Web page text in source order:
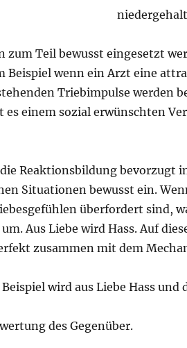
zum Teil bewusst eingesetzt
Beispiel wenn ein Arzt eine
Triebimpulse werden
es einem sozial erwünschten
Reaktionsbildung bevorzugt
Situationen bewusst ein.
überfordert sind,
Aus Liebe wird Hass. Auf
zusammen mit dem
wird aus Liebe Hass und
des Gegenüber.